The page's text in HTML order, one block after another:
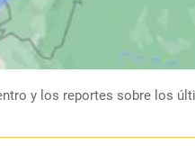
y los reportes sobre los